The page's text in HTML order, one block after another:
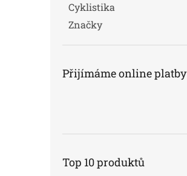
Cyklistika
Značky
Přijímáme online platby
Top 10 produktů